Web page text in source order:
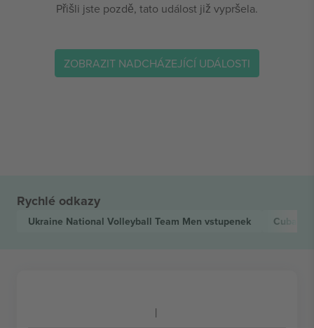
Přišli jste pozdě, tato událost již vypršela.
ZOBRAZIT NADCHÁZEJÍCÍ UDÁLOSTI
Rychlé odkazy
Ukraine National Volleyball Team Men vstupenek Cuba